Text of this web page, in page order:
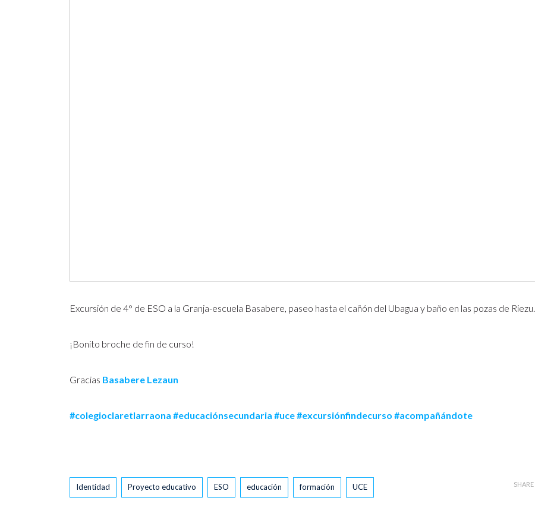
Excursión de 4° de ESO a la Granja-escuela Basabere, paseo hasta el cañón del Ubagua y baño en las pozas de Riezu.
¡Bonito broche de fin de curso!
Gracias Basabere Lezaun
#colegioclaretlarraona #educaciónsecundaria #uce#excursiónfindecurso #acompañándote
Tags
Identidad Proyecto educativo ESO educación formación UCE SHARE